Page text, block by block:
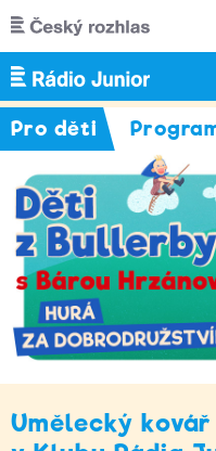
Přejít k hlavnímu obsahu
Pro děti
Umělecký